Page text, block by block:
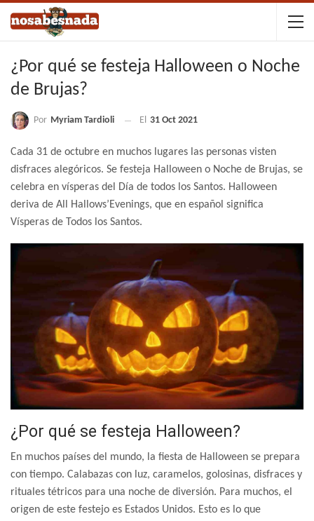
¿Por qué se festeja Halloween o Noche
de Brujas?
Por Myriam Tardioli El 31 Oct 2021
Cada 31 de octubre en muchos lugares las personas visten
disfraces alegóricos. Se festeja Halloween o Noche de Brujas, se
celebra en vísperas del Día de todos los Santos. Halloween
deriva de All Hallows’Evenings, que en español significa
Vísperas de Todos los Santos.
¿Por qué se festeja Halloween?
En muchos países del mundo, la fiesta de Halloween se prepara
con tiempo. Calabazas con luz, caramelos, golosinas, disfraces y
rituales tétricos para una noche de diversión. Para muchos, el
origen de este festejo es Estados Unidos. Esto es lo que